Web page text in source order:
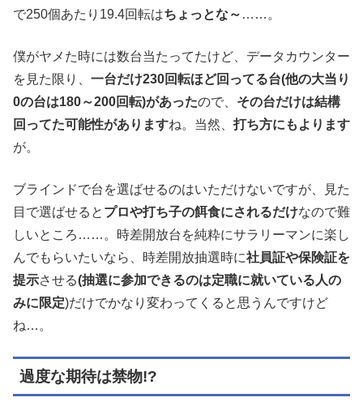
で250個あたり19.4回転はちょっとな～ ……。
僕がヤメた時には数台当たってたけど、データカウンター
を見た限り、 一台だけ230回転ほど回ってる台(他の大当り
0の台は180～200回転)があったので、 その台だけは結構
回ってた可能性がありますね。当然、 打ち方にもよります
が。
ブラインドで台を選ばせるのはいただけないですが、見た
目で選ばせると プロや打ち子の餌食にされるだけなので難
しいところ……。時差開放台を純粋にサラリーマンに楽し
んでもらいたいなら、時差開放抽選時に社員証や保険証を
提示させる(抽選に参加できるのは定職に就いている人の
みに限定)だけでかなり変わってくると思うんですけど
ね…。
過度な期待は禁物!?